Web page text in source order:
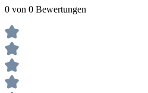
0 von 0 Bewertungen